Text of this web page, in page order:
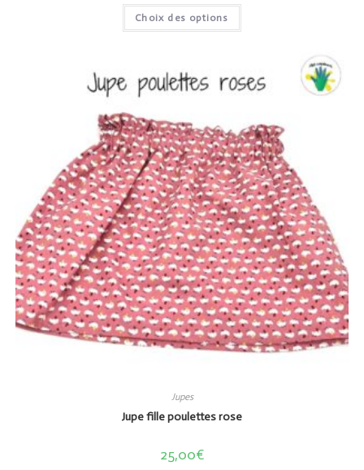
Choix des options
Jupes
Jupe fille poulettes rose
25,00€